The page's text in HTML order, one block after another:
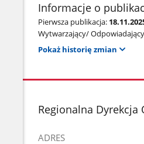
Informacje o
Pierwsza publikacja:
Wytwarzający/
Pokaż historię zmian
stopka
Regionalna Dyrekcja
ADRES